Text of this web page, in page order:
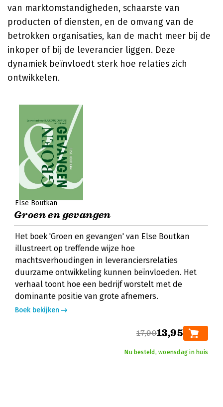
van marktomstandigheden, schaarste van
producten of diensten, en de omvang van de
betrokken organisaties, kan de macht meer bij de
inkoper of bij de leverancier liggen. Deze
dynamiek beïnvloedt sterk hoe relaties zich
ontwikkelen.
Else Boutkan
Groen en gevangen
Het boek 'Groen en gevangen' van Else Boutkan
illustreert op treffende wijze hoe
machtsverhoudingen in leveranciersrelaties
duurzame ontwikkeling kunnen beïnvloeden. Het
verhaal toont hoe een bedrijf worstelt met de
dominante positie van grote afnemers.
Boek bekijken
17,9913,95
Nu besteld, woensdag in huis